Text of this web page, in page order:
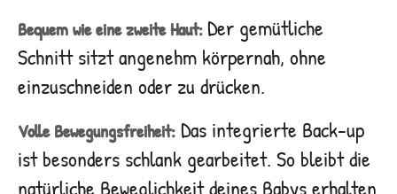
Bequem wie eine zweite Haut:Der gemütliche
Schnitt sitzt angenehm körpernah, ohne
einzuschneiden oder zu drücken.
Volle Bewegungsfreiheit: Das integrierte Back-up
ist besonders schlank gearbeitet. So bleibt die
natürliche Beweglichkeit deines Babys erhalten